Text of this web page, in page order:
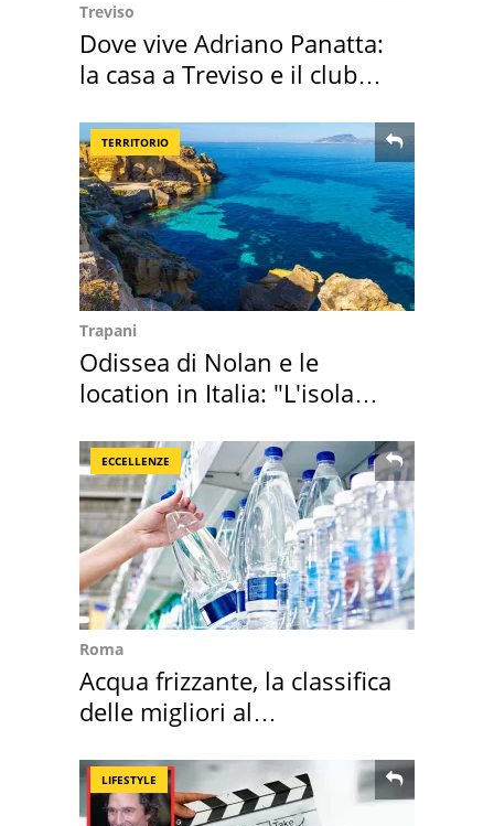
Treviso
Dove vive Adriano Panatta:
la casa a Treviso e il club
TERRITORIO
Trapani
Odissea di Nolan e le
location in Italia: "L'isola
ECCELLENZE
Roma
Acqua frizzante, la classifica
delle migliori al
LIFESTYLE